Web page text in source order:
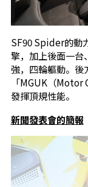
SF90 Spider的動
擎，加上後面一台
強，四輪軀動。後
「MGUK（
發揮頂規性能。
新聞發表會的簡報